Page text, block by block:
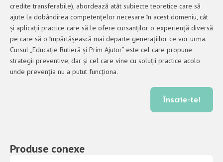
credite transferabile), abordează atât subiecte teoretice care să
ajute la dobândirea competențelor necesare în acest domeniu, cât
și aplicații practice care să le ofere cursanților o experiență diversă
pe care să o împărtășească mai departe generațiilor ce vor urma.
Cursul „Educație Rutieră și Prim Ajutor” este cel care propune
strategii preventive, dar și cel care vine cu soluții practice acolo
unde prevenția nu a putut funcționa.
Înscrie-te!
Produse conexe